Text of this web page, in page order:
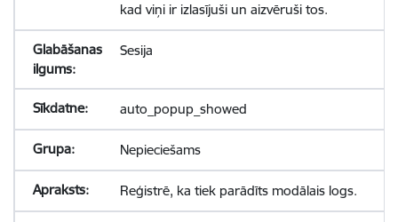
kad viņi ir izlasījuši un aizvēruši tos.
Sesija
auto_popup_showed
Nepieciešams
Reģistrē, ka tiek parādīts modālais logs.